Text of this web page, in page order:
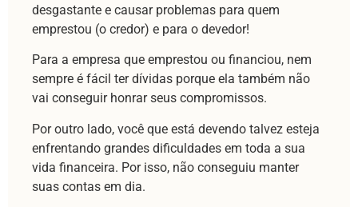
desgastante e causar problemas para quem
emprestou (o credor) e para o devedor!
Para a empresa que emprestou ou financiou, nem
sempre é fácil ter dívidas porque ela também não
vai conseguir honrar seus compromissos.
Por outro lado, você que está devendo talvez esteja
enfrentando grandes dificuldades em toda a sua
vida financeira. Por isso, não conseguiu manter
suas contas em dia.